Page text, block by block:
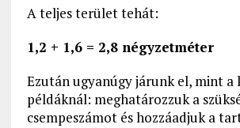
A teljes terület tehát:
1,2 + 1,6 = 2,8 négyzetméter
Ezután ugyanúgy járunk el, mint a
példáknál: meghatározzuk a
csempeszámot és hozzáadjuk a